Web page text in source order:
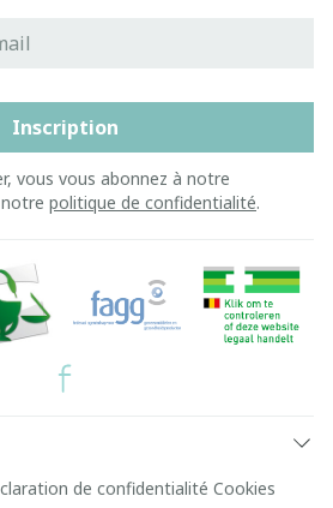
Inscription
vous vous abonnez à notre
politique de confidentialité.
de confidentialité Cookies